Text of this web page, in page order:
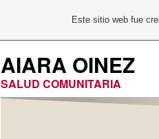
AIARA OINEZ
SALUD COMUNITARIA
Este sitio web fue